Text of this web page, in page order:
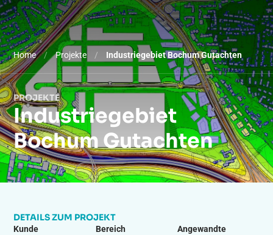
Home / Projekte / Industriegebiet Bochum Gutachten
PROJEKTE
Industriegebiet
Bochum Gutachten
DETAILS ZUM PROJEKT
Kunde Bereich
Angewandte